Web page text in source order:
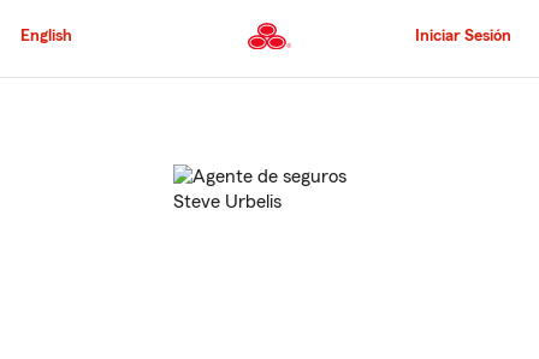
al
principal
English Iniciar Sesión